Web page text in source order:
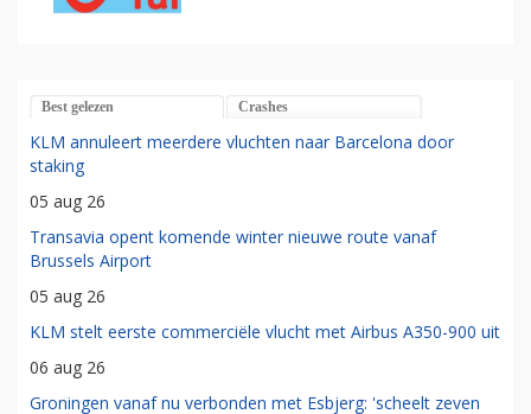
Best gelezen Crashes
KLM annuleert meerdere vluchten naar Barcelona door
staking
05 aug 26
Transavia opent komende winter nieuwe route vanaf
Brussels Airport
05 aug 26
KLM stelt eerste commerciële vlucht met Airbus A350-900 uit
06 aug 26
Groningen vanaf nu verbonden met Esbjerg: 'scheelt zeven